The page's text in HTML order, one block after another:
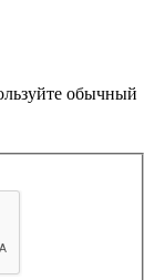
обычный